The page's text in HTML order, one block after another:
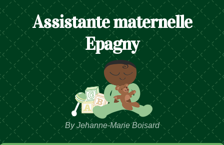
Assistante maternelle
Epagny
By Jehanne-Marie Boisard